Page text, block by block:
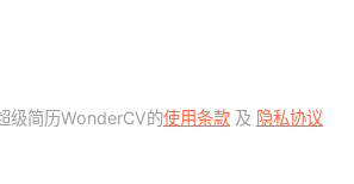
级简历WonderCV的使用条款及 隐私协议